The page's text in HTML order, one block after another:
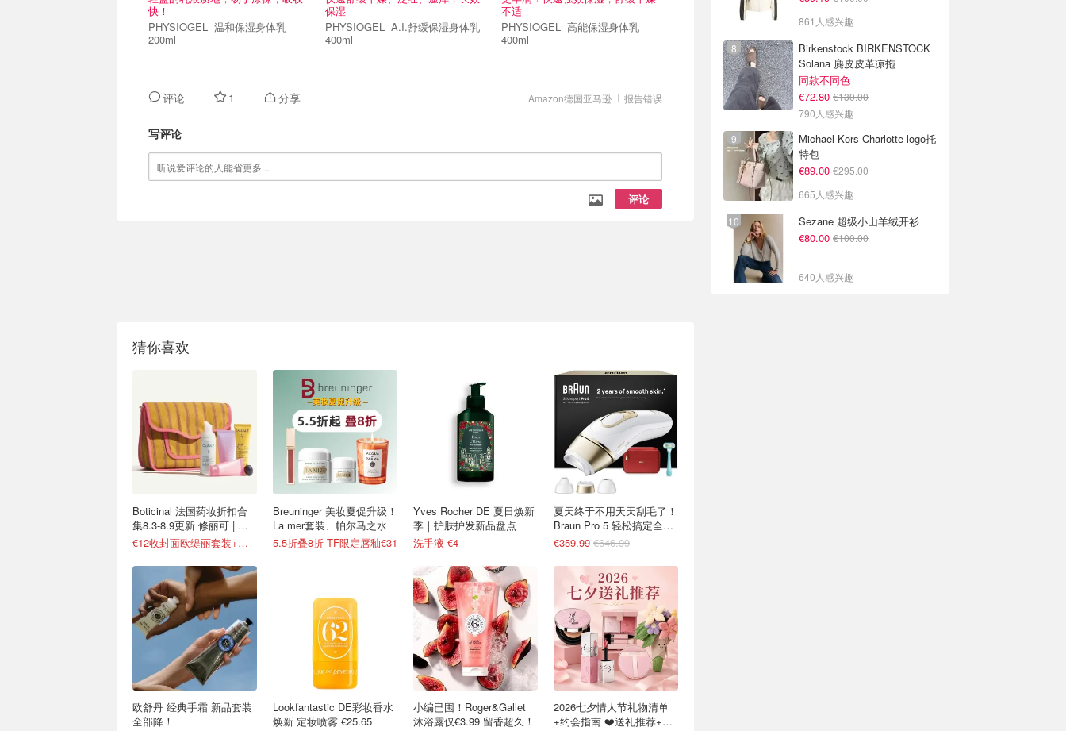
快！
PHYSIOGEL 温和保湿身体乳
200ml
保湿
PHYSIOGEL A.I.舒缓保湿身体乳
400ml
不适
PHYSIOGEL 高能保湿身体乳
400ml
报告错误
Amazon德国亚马逊
评论 1 分享
写评论
评论
猜你喜欢
Boticinal 法国药妆折扣合
集8.3-8.9更新 修丽可 | 理
肤泉等
€12收封面欧缇丽套装+化妆包
欧舒丹 经典手霜 新品套装
全部降！
Breuninger 美妆夏促升级！
La mer套装、帕尔马之水
5.5折叠8折 TF限定唇釉€31
Lookfantastic DE彩妆香水
焕新 定妆喷雾 €25.65
Yves Rocher DE 夏日焕新
季｜护肤护发新品盘点
洗手液 €4
小编已囤！Roger&Gallet
沐浴露仅€3.99 留香超久！
夏天终于不用天天刮毛了！
Braun Pro 5 轻松搞定全身
护理
€359.99 €646.99
2026七夕情人节礼物清单
+约会指南 ❤️送礼推荐+折
861人感兴趣
Birkenstock BIRKENSTOCK
Solana 麂皮皮革凉拖
同款不同色
€72.80 €130.00
790人感兴趣
Michael Kors Charlotte logo托
特包
€89.00 €295.00
665人感兴趣
Sezane 超级小山羊绒开衫
€80.00 €100.00
640人感兴趣